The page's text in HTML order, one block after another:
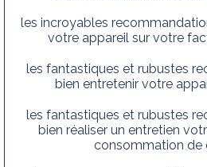
les incroyables
votre appareil sur votre
les fantastiques et rubustes
bien entretenir votre
les fantastiques et rubustes
bien réaliser un entretien
consommation de